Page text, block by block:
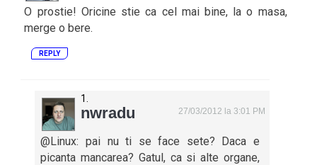
O prostie! Oricine stie ca cel mai bine, la o masa,
merge o bere.
REPLY
nwradu 27/03/2012 la 3:01 PM
@Linux: pai nu ti se face sete? Daca e
picanta mancarea? Gatul, ca si alte organe,